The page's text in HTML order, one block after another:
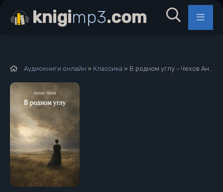
Аудиокниги онлайн » Классика » В родном углу - Чехов Антон
knigimp3.com